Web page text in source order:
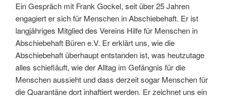
Ein Gespräch mit Frank Gockel, seit über 25 Jahren
engagiert er sich für Menschen in Abschiebehaft. Er ist
langjähriges Mitglied des Vereins Hilfe für Menschen in
Abschiebehaft Büren e.V. Er erklärt uns, wie die
Abschiebehaft überhaupt entstanden ist, was heutzutage
alles schiefläuft, wie der Alltag im Gefängnis für die
Menschen aussieht und dass derzeit sogar Menschen für
die Quarantäne dort inhaftiert werden. Er zeichnet uns ein